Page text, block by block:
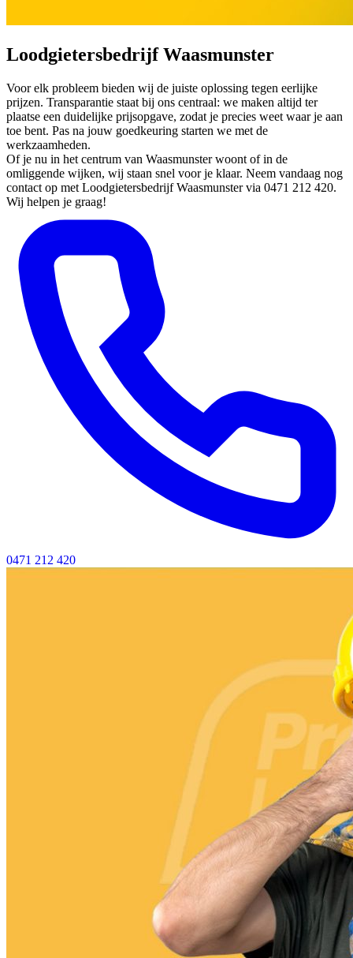
Loodgietersbedrijf Waasmunster
Voor elk probleem bieden wij de juiste oplossing tegen eerlijke
prijzen. Transparantie staat bij ons centraal: we maken altijd ter
plaatse een duidelijke prijsopgave, zodat je precies weet waar je aan
toe bent. Pas na jouw goedkeuring starten we met de
werkzaamheden.
Of je nu in het centrum van Waasmunster woont of in de
omliggende wijken, wij staan snel voor je klaar. Neem vandaag nog
contact op met Loodgietersbedrijf Waasmunster via 0471 212 420.
Wij helpen je graag!
0471 212 420